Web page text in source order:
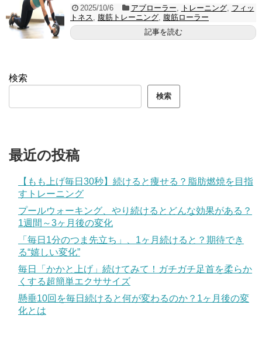
2025/10/6 アブローラー トレーニング, フィッ
トネス
腹筋トレーニング 腹筋ローラー
記事を読む
検索
検索
最近の投稿
【もも上げ毎日30秒】続けると痩せる？脂肪燃焼を目指
すトレーニング
プールウォーキング、やり続けるとどんな効果がある？
1週間～3ヶ月後の変化
「毎日1分のつま先立ち」、1ヶ月続けると？期待でき
る“嬉しい変化”
毎日「かかと上げ」続けてみて！ガチガチ足首を柔らか
くする超簡単エクササイズ
懸垂10回を毎日続けると何が変わるのか？1ヶ月後の変
化とは